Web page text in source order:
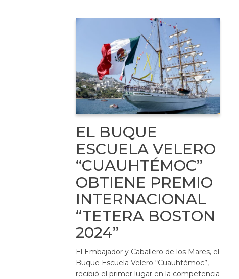
EL BUQUE
ESCUELA VELERO
“CUAUHTÉMOC”
OBTIENE PREMIO
INTERNACIONAL
“TETERA BOSTON
2024”
El Embajador y Caballero de los Mares, el
Buque Escuela Velero “Cuauhtémoc”,
recibió el primer lugar en la competencia